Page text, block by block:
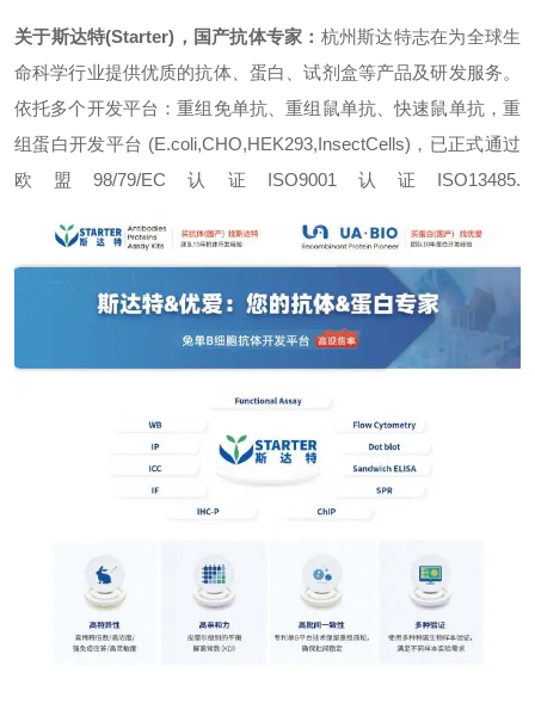
关于斯达特(Starter)，国产抗体专家： 杭州斯达特志在为全球生
命科学行业提供优质的抗体、蛋白、试剂盒等产品及研发服务。
依托多个开发平台：重组免单抗、重组鼠单抗、快速鼠单抗，重
组蛋白开发平台 (E.coli,CHO,HEK293,InsectCells)，已正式通过
欧盟98/79/EC认证ISO9001认证ISO13485.